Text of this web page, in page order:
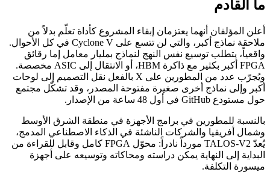
ما القادم
أعلن المؤلفان أنهما يعتزمان إبقاء المشروع كأداة تعلّم بدلاً من
ملاحقة نماذج أكبر، والتي لن تتسع على Cyclone V في كل الأحوال.
واقعياً، يتطلب توسيع نفس النهج لنماذج بمليار معامل إما رقائق
FPGA أكبر بكثير مع ذاكرة HBM، أو الانتقال إلى ASIC مخصصة.
ويُجرّب عدد من المطورين على X بالفعل نقل التصميم إلى لوحات
أكبر وإلى نماذج أخرى صغيرة مفتوحة المصدر، وقد تشكّل مجتمع
حول مستودع GitHub في أول 48 ساعة من الإصدار.
بالنسبة للمطورين في برامج الأجهزة في منطقة الشرق الأوسط
وشمال أفريقيا والشركات الناشئة في الذكاء الاصطناعي المدمج،
يُعدّ TALOS-V2 مورداً نادراً: محوّل FPGA كامل وقابل للقراءة من
البداية إلى النهاية يمكن دراسته ومحاكاته وتوسيعه على أجهزة
ميسورة التكلفة.